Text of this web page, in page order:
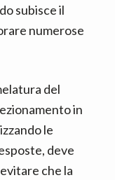
subisce il
numerose
del
in
le
deve
che la